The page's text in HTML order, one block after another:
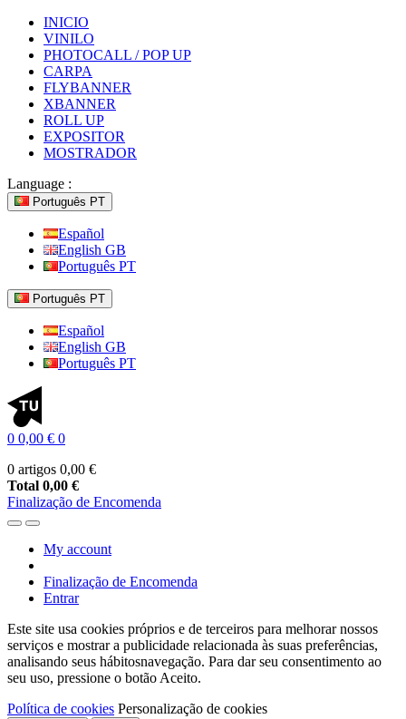
INICIO
VINILO
PHOTOCALL / POP UP
CARPA
FLYBANNER
XBANNER
ROLL UP
EXPOSITOR
MOSTRADOR
Language :
Português PT
Español
English GB
Português PT
Português PT
Español
English GB
Português PT
0 0,00 € 0
0 artigos 0,00 €
Total 0,00 €
Finalização de Encomenda
My account
Finalização de Encomenda
Entrar
Este site usa cookies próprios e de terceiros para melhorar nossos
serviços e mostrar a publicidade relacionada às suas preferências,
analisando seus hábitosnavegação. Para dar seu consentimento ao
seu uso, pressione o botão Aceito.
Política de cookies Personalização de cookies